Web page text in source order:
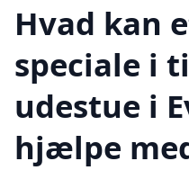
Hvad kan
speciale i
udestue i
hjælpe